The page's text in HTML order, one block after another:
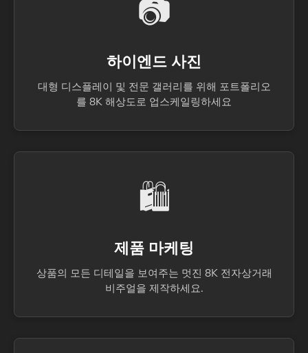
📷
하이엔드 사진
대형 디스플레이 및 전문 갤러리를 위해 포트폴리오
를 8K 해상도로 업스케일링하세요
🛍️
제품 마케팅
상품의 모든 디테일을 보여주는 멋진 8K 전자상거래
비주얼을 제작하세요.